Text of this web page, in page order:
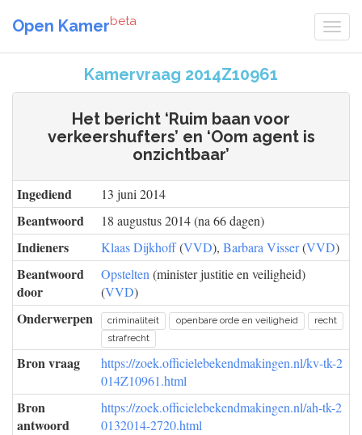
Open Kamerbeta
Kamervraag 2014Z10961
Het bericht ‘Ruim baan voor
verkeershufters’ en ‘Oom agent is
onzichtbaar’
Ingediend 13 juni 2014
Beantwoord 18 augustus 2014 (na 66 dagen)
Indieners Klaas Dijkhoff(VVD), Barbara Visser(VVD)
Beantwoord
door
Opstelten (minister justitie en veiligheid)
(VVD)
Onderwerpen criminaliteit openbare orde en veiligheid
recht
strafrecht
Bron vraag
https://zoek.officielebekendmakingen.nl/kv-tk-2
014Z10961.html
Bron
antwoord
https://zoek.officielebekendmakingen.nl/ah-tk-2
0132014-2720.html